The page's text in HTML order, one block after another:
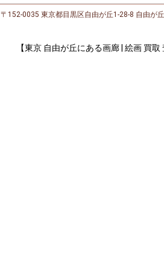
〒152-0035 東京都目黒区自由が丘1-28-8 自由が
【東京 自由が丘にある画廊 | 絵画 買取